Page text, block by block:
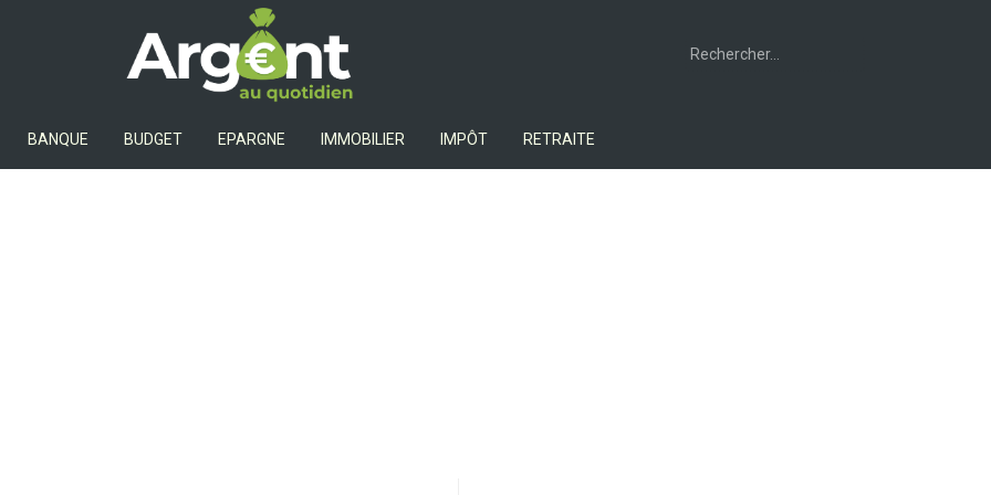
Argent Au Quotidien
Rechercher :
BANQUE BUDGET EPARGNE IMMOBILIER IMPÔT RETRAITE